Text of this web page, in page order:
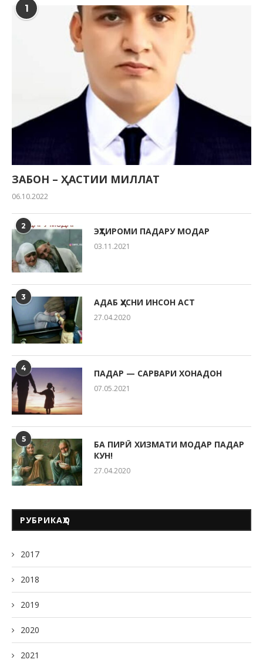
1
ЗАБОН – ҲАСТИИ МИЛЛАТ
06.10.2022
2 ЭҲТИРОМИ ПАДАРУ МОДАР
03.11.2021
3 АДАБ ҲУСНИ ИНСОН АСТ
27.04.2020
4 ПАДАР — САРВАРИ ХОНАДОН
07.05.2021
5
БА ПИРӢ ХИЗМАТИ МОДАР ПАДАР
КУН!
27.04.2020
РУБРИКАҲО
2017
2018
2019
2020
2021